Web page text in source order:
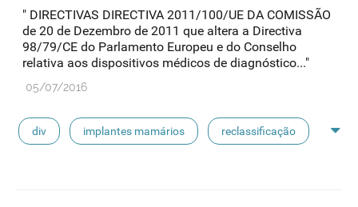
" DIRECTIVAS DIRECTIVA 2011/100/UE DA COMISSÃO
de 20 de Dezembro de 2011 que altera a Directiva
98/79/CE do Parlamento Europeu e do Conselho
relativa aos dispositivos médicos de diagnóstico..."
05/07/2016
div implantes mamários reclassificação